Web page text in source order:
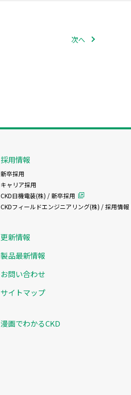
次へ
採用情報
新卒採用
キャリア採用
CKD日機電装(株) / 新卒採用
CKDフィールドエンジニアリング(株) / 採用情報
更新情報
製品最新情報
お問い合わせ
サイトマップ
漫画でわかるCKD